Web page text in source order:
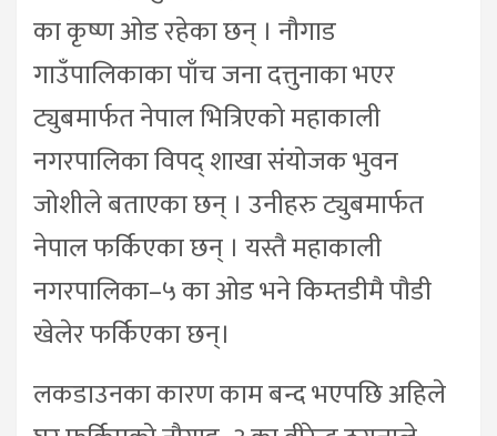
का कृष्ण ओड रहेका छन् । नौगाड
गाउँपालिकाका पाँच जना दत्तुनाका भएर
ट्युबमार्फत नेपाल भित्रिएको महाकाली
नगरपालिका विपद् शाखा संयोजक भुवन
जोशीले बताएका छन् । उनीहरु ट्युबमार्फत
नेपाल फर्किएका छन् । यस्तै महाकाली
नगरपालिका–५ का ओड भने किम्तडीमै पौडी
खेलेर फर्किएका छन्।
लकडाउनका कारण काम बन्द भएपछि अहिले